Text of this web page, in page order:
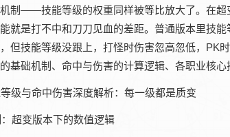
制——技能等级的权重同样被等比放大了。在‌
就是打不中和刀刀见血的差距。普通版本里技
但技能等级没跟上，打怪时伤害忽高忽低，PK
基础机制、命中与伤害的计算逻辑、各职业核
超变版本下的数值逻辑